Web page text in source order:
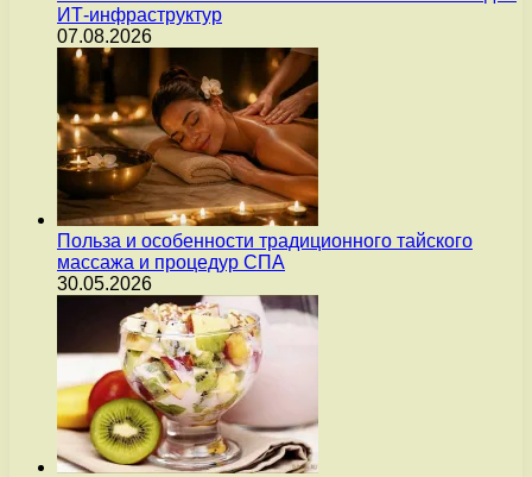
ИТ-инфраструктур
07.08.2026
Польза и особенности традиционного тайского
массажа и процедур СПА
30.05.2026